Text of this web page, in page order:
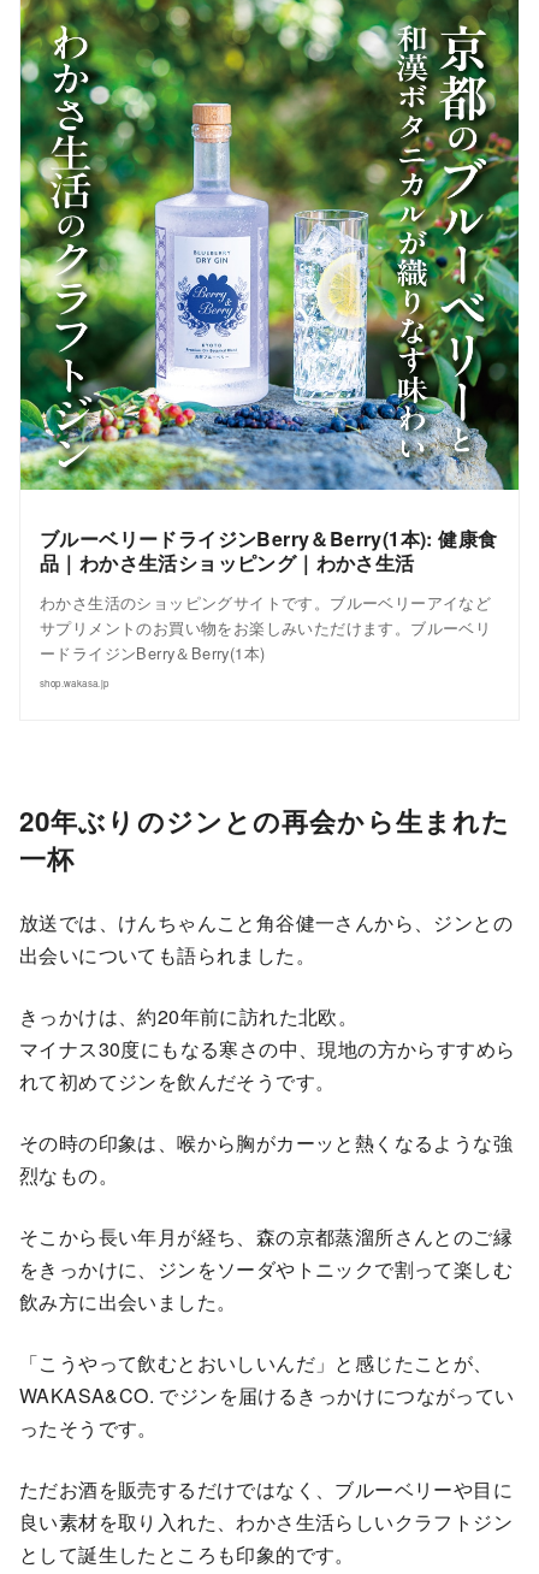
ブルーベリードライジンBerry＆Berry(1本): 健康食
品｜わかさ生活ショッピング｜わかさ生活
わかさ生活のショッピングサイトです。ブルーベリーアイなど
サプリメントのお買い物をお楽しみいただけます。ブルーベリ
ードライジンBerry＆Berry(1本)
shop.wakasa.jp
20年ぶりのジンとの再会から生まれた
一杯
放送では、けんちゃんこと角谷健一さんから、ジンとの
出会いについても語られました。
きっかけは、約20年前に訪れた北欧。
マイナス30度にもなる寒さの中、現地の方からすすめら
れて初めてジンを飲んだそうです。
その時の印象は、喉から胸がカーッと熱くなるような強
烈なもの。
そこから長い年月が経ち、森の京都蒸溜所さんとのご縁
をきっかけに、ジンをソーダやトニックで割って楽しむ
飲み方に出会いました。
「こうやって飲むとおいしいんだ」と感じたことが、
WAKASA&CO. でジンを届けるきっかけにつながってい
ったそうです。
ただお酒を販売するだけではなく、ブルーベリーや目に
良い素材を取り入れた、わかさ生活らしいクラフトジン
として誕生したところも印象的です。